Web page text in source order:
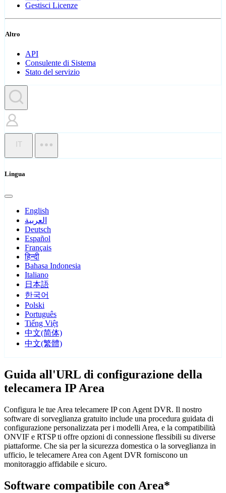
Gestisci Licenze
Altro
API
Consulente di Sistema
Stato del servizio
IT
Lingua
English
العربية
Deutsch
Español
Français
हिन्दी
Bahasa Indonesia
Italiano
日本語
한국어
Polski
Português
Tiếng Việt
中文(简体)
中文(繁體)
Guida all'URL di configurazione della
telecamera IP Area
Configura le tue Area telecamere IP con Agent DVR. Il nostro
software di sorveglianza gratuito include una procedura guidata di
configurazione personalizzata per i modelli Area, e la compatibilità
ONVIF e RTSP ti offre opzioni di connessione flessibili su diverse
piattaforme. Che sia per la sicurezza domestica o la sorveglianza in
ufficio, le telecamere Area con Agent DVR forniscono un
monitoraggio affidabile e sicuro.
Software compatibile con Area*